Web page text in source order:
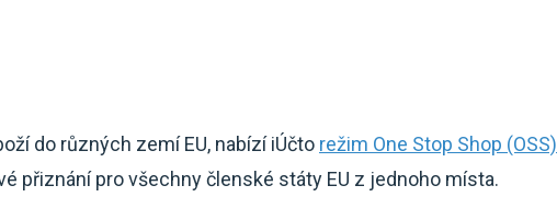
do různých zemí EU, nabízí iÚčto režim One Stop Shop (OSS)
přiznání pro všechny členské státy EU z jednoho místa.